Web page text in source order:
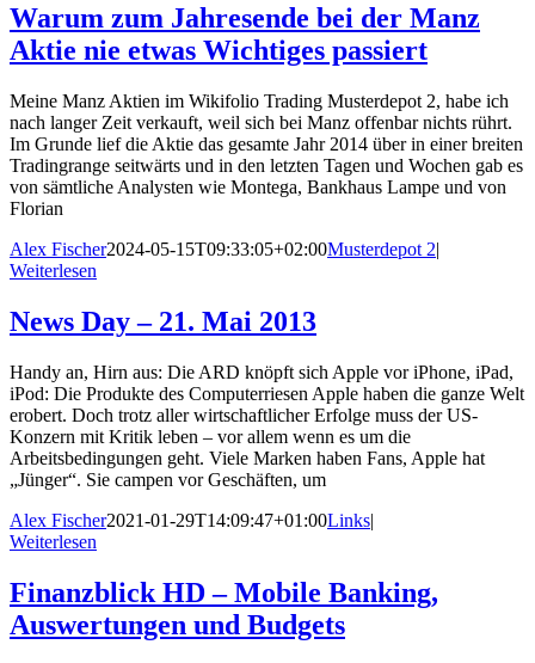
Warum zum Jahresende bei der Manz
Aktie nie etwas Wichtiges passiert
Meine Manz Aktien im Wikifolio Trading Musterdepot 2, habe ich
nach langer Zeit verkauft, weil sich bei Manz offenbar nichts rührt.
Im Grunde lief die Aktie das gesamte Jahr 2014 über in einer breiten
Tradingrange seitwärts und in den letzten Tagen und Wochen gab es
von sämtliche Analysten wie Montega, Bankhaus Lampe und von
Florian
Alex Fischer2024-05-15T09:33:05+02:00Musterdepot 2|
Weiterlesen
News Day – 21. Mai 2013
Handy an, Hirn aus: Die ARD knöpft sich Apple vor iPhone, iPad,
iPod: Die Produkte des Computerriesen Apple haben die ganze Welt
erobert. Doch trotz aller wirtschaftlicher Erfolge muss der US-
Konzern mit Kritik leben – vor allem wenn es um die
Arbeitsbedingungen geht. Viele Marken haben Fans, Apple hat
„Jünger“. Sie campen vor Geschäften, um
Alex Fischer2021-01-29T14:09:47+01:00Links|
Weiterlesen
Finanzblick HD – Mobile Banking,
Auswertungen und Budgets